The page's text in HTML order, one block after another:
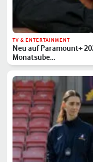
TV & ENTERTAINMENT
Neu auf Paramount+
Monatsübe…